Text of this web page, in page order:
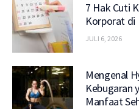
7 Hak Cuti
Korporat di
JULI 6, 2026
Mengenal
Kebugaran
Manfaat